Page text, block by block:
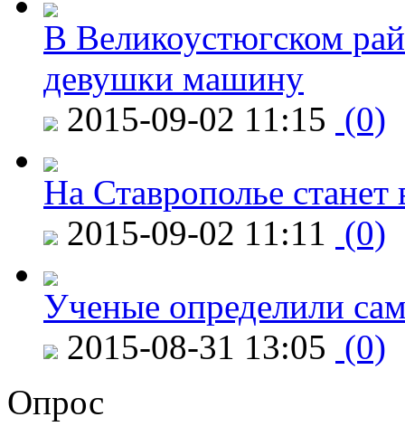
В Великоустюгском
девушки машину
2015-09-02 11:15 (0)
На Ставрополье
2015-09-02 11:11 (0)
Ученые определили
2015-08-31 13:05 (0)
Опрос